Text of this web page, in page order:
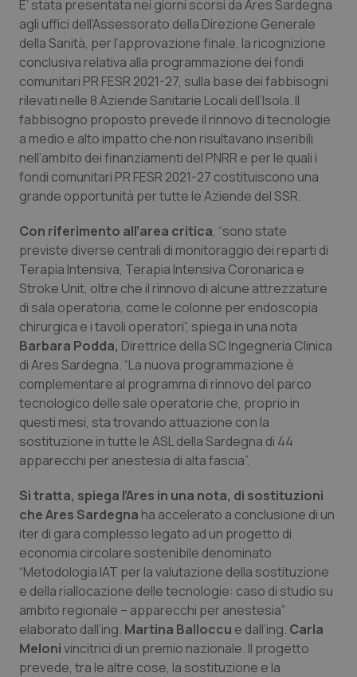
Emilia-Romagna
Friuli Venezia Giulia
Lazio
Liguria
Lombardia
Marche
Molise
Piemonte
Provincia Autonoma di Bolzano
Provincia Autonoma di Trento
Puglia
Sardegna
Sicilia
Toscana
Umbria
Valle D’Aosta
Colesterolo & coronaropatie
Dermatite Atopica
Diabete & glucometri
Disturbi dell’umore
Dolore
Donna & Salute
Epatiti
HIV
Infezioni & Febbre
Ipertensione & Scompenso
Malattie rare
Malattia di Crohn & Rettocolite Ulcerosa
Neuroscienze & patologie neurodegenerative
Obesità
Oftalmologia
Oncodermatologia
E’ stata presentata nei giorni scorsi da Ares Sardegna
agli uffici dell’Assessorato della Direzione Generale
della Sanità, per l’approvazione finale, la ricognizione
conclusiva relativa alla programmazione dei fondi
comunitari PR FESR 2021-27, sulla base dei fabbisogni
rilevati nelle 8 Aziende Sanitarie Locali dell’Isola. Il
fabbisogno proposto prevede il rinnovo di tecnologie
a medio e alto impatto che non risultavano inseribili
nell’ambito dei finanziamenti del PNRR e per le quali i
fondi comunitari PR FESR 2021-27 costituiscono una
grande opportunità per tutte le Aziende del SSR.
Con riferimento all’area critica, “sono state
previste diverse centrali di monitoraggio dei reparti di
Terapia Intensiva, Terapia Intensiva Coronarica e
Stroke Unit, oltre che il rinnovo di alcune attrezzature
di sala operatoria, come le colonne per endoscopia
chirurgica e i tavoli operatori”, spiega in una nota
Barbara Podda, Direttrice della SC Ingegneria Clinica
di Ares Sardegna. “La nuova programmazione è
complementare al programma di rinnovo del parco
tecnologico delle sale operatorie che, proprio in
questi mesi, sta trovando attuazione con la
sostituzione in tutte le ASL della Sardegna di 44
apparecchi per anestesia di alta fascia”.
Si tratta, spiega l’Ares in una nota, di sostituzioni
che Ares Sardegna ha accelerato a conclusione di un
iter di gara complesso legato ad un progetto di
economia circolare sostenibile denominato
“Metodologia IAT per la valutazione della sostituzione
e della riallocazione delle tecnologie: caso di studio su
ambito regionale – apparecchi per anestesia”
elaborato dall’ing. Martina Balloccu e dall’ing. Carla
Melonivincitrici di un premio nazionale. Il progetto
prevede, tra le altre cose, la sostituzione e la